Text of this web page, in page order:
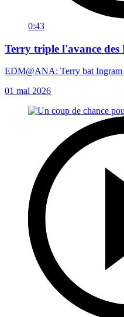
0:43
Terry triple l'avance des
EDM@ANA: Terry bat Ingram
01 mai 2026